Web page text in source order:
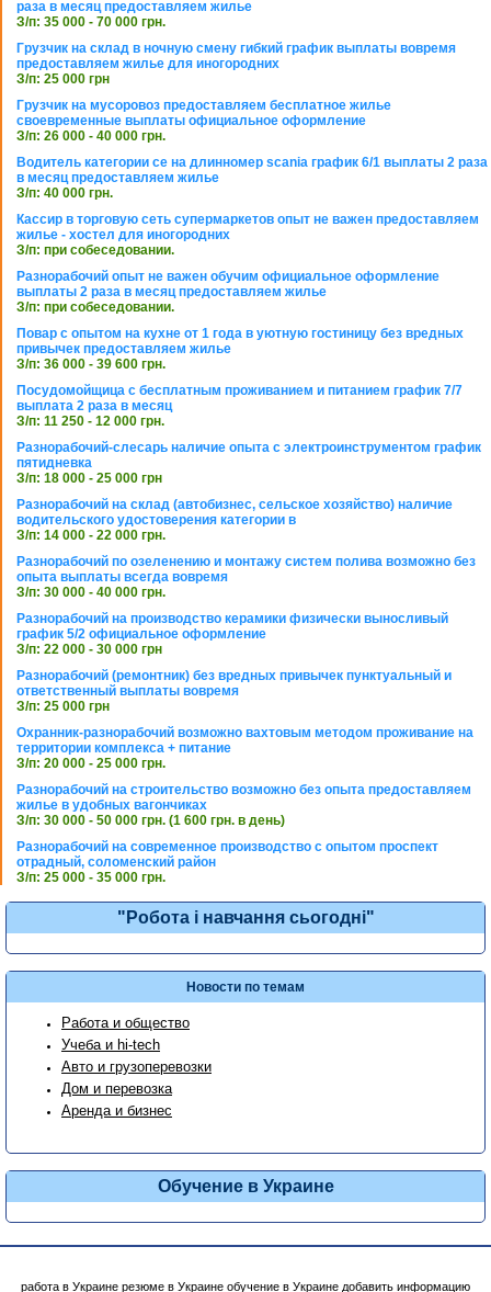
раза в месяц предоставляем жилье
З/п: 35 000 - 70 000 грн.
Грузчик на склад в ночную смену гибкий график выплаты вовремя
предоставляем жилье для иногородних
З/п: 25 000 грн
Грузчик на мусоровоз предоставляем бесплатное жилье
своевременные выплаты официальное оформление
З/п: 26 000 - 40 000 грн.
Водитель категории се на длинномер scania график 6/1 выплаты 2 раза
в месяц предоставляем жилье
З/п: 40 000 грн.
Кассир в торговую сеть супермаркетов опыт не важен предоставляем
жилье - хостел для иногородних
З/п: при собеседовании.
Разнорабочий опыт не важен обучим официальное оформление
выплаты 2 раза в месяц предоставляем жилье
З/п: при собеседовании.
Повар с опытом на кухне от 1 года в уютную гостиницу без вредных
привычек предоставляем жилье
З/п: 36 000 - 39 600 грн.
Посудомойщица с бесплатным проживанием и питанием график 7/7
выплата 2 раза в месяц
З/п: 11 250 - 12 000 грн.
Разнорабочий-слесарь наличие опыта с электроинструментом график
пятидневка
З/п: 18 000 - 25 000 грн
Разнорабочий на склад (автобизнес, сельское хозяйство) наличие
водительского удостоверения категории в
З/п: 14 000 - 22 000 грн.
Разнорабочий по озеленению и монтажу систем полива возможно без
опыта выплаты всегда вовремя
З/п: 30 000 - 40 000 грн.
Разнорабочий на производство керамики физически выносливый
график 5/2 официальное оформление
З/п: 22 000 - 30 000 грн
Разнорабочий (ремонтник) без вредных привычек пунктуальный и
ответственный выплаты вовремя
З/п: 25 000 грн
Охранник-разнорабочий возможно вахтовым методом проживание на
территории комплекса + питание
З/п: 20 000 - 25 000 грн.
Разнорабочий на строительство возможно без опыта предоставляем
жилье в удобных вагончиках
З/п: 30 000 - 50 000 грн. (1 600 грн. в день)
Разнорабочий на современное производство с опытом проспект
отрадный, соломенский район
З/п: 25 000 - 35 000 грн.
"Робота і навчання сьогодні"
Новости по темам
Работа и общество
Учеба и hi-tech
Авто и грузоперевозки
Дом и перевозка
Аренда и бизнес
Обучение в Украине
работа в Украине резюме в Украине обучение в Украине добавить информацию